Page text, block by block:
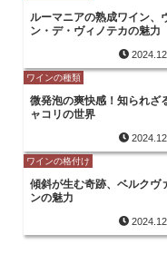
ルーマニアの熟成ワイン、
ン・デ・ヴィノテカの魅力
ワインの種類
微発泡の爽快感！知られざ
ャコリの世界
ワインの格付け
傾斜が生む奇跡、ベルクヴ
ンの魅力